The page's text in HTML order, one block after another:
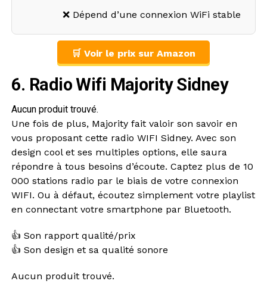
❌ Dépend d’une connexion WiFi stable
🛒 Voir le prix sur Amazon
6. Radio Wifi Majority Sidney
Aucun produit trouvé.
Une fois de plus, Majority fait valoir son savoir en
vous proposant cette radio WIFI Sidney. Avec son
design cool et ses multiples options, elle saura
répondre à tous besoins d’écoute. Captez plus de 10
000 stations radio par le biais de votre connexion
WIFI. Ou à défaut, écoutez simplement votre playlist
en connectant votre smartphone par Bluetooth.
👍 Son rapport qualité/prix
👍 Son design et sa qualité sonore
Aucun produit trouvé.